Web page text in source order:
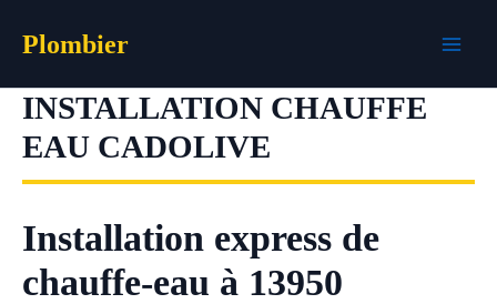
Plombier
INSTALLATION CHAUFFE
EAU CADOLIVE
Installation express de
chauffe-eau à 13950